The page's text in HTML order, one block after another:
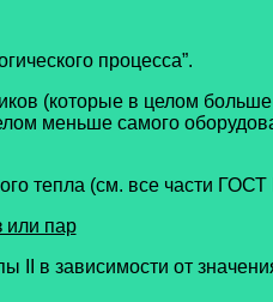
процесса”.
(которые в целом
меньше самого
тепла (см. все части
или пар
II в зависимости от